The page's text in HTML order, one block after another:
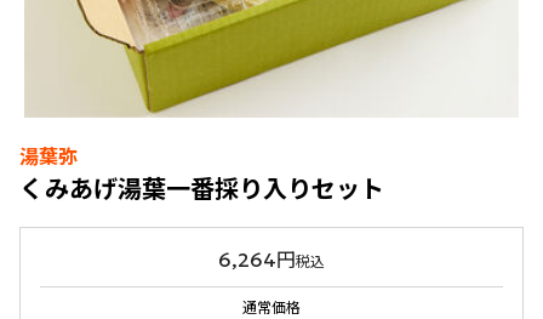
湯葉弥
くみあげ湯葉一番採り入りセット
6,264円税込
通常価格